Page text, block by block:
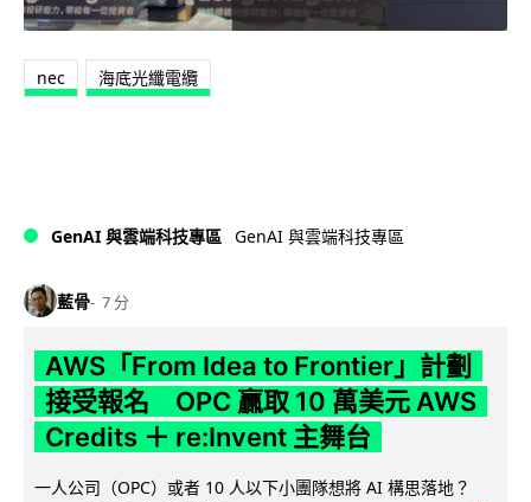
nec 海底光纖電纜
GenAI 與雲端科技專區 GenAI 與雲端科技專區
藍骨 7 分
AWS「From Idea to Frontier」計劃
接受報名 OPC 贏取 10 萬美元 AWS
Credits ＋ re:Invent 主舞台
一人公司（OPC）或者 10 人以下小團隊想將 AI 構思落地？